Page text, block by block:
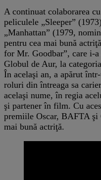
A continuat colaborarea
peliculele „Sleeper”
„Manhattan” (1979,
pentru cea mai bună
for Mr. Goodbar”, care i-
Globul de Aur, la
În acelaşi an, a apărut
roluri din întreaga sa
acelaşi nume, în regia
şi partener în film. Cu
premiile Oscar, BAFTA şi
mai bună actriţă.